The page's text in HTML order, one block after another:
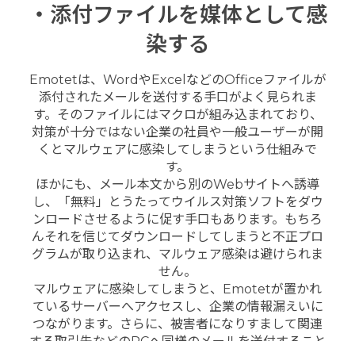
・添付ファイルを媒体として感
染する
Emotetは、WordやExcelなどのOfficeファイルが
添付されたメールを送付する手口がよく見られま
す。そのファイルにはマクロが組み込まれており、
対策が十分ではない企業の社員や一般ユーザーが開
くとマルウェアに感染してしまうという仕組みで
す。
ほかにも、メール本文から別のWebサイトへ誘導
し、「無料」とうたってウイルス対策ソフトをダウ
ンロードさせるように促す手口もあります。もちろ
んそれを信じてダウンロードしてしまうと不正プロ
グラムが取り込まれ、マルウェア感染は避けられま
せん。
マルウェアに感染してしまうと、Emotetが置かれ
ているサーバーへアクセスし、企業の情報漏えいに
つながります。さらに、被害者になりすまして関連